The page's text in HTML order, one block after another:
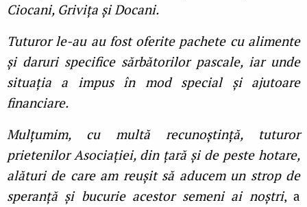
Ciocani, Grivița și Docani.
Tuturor le-au au fost oferite pachete cu alimente
și daruri specifice sărbătorilor pascale, iar unde
situația a impus în mod special și ajutoare
financiare.
Mulțumim, cu multă recunoștință, tuturor
prietenilor Asociației, din țară și de peste hotare,
alături de care am reușit să aducem un strop de
speranță și bucurie acestor semeni ai noștri, a